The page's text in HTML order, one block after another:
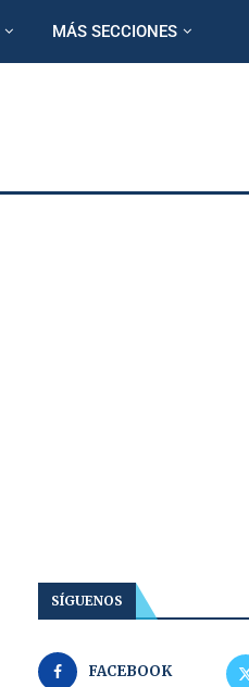
MÁS SECCIONES
SÍGUENOS
FACEBOOK